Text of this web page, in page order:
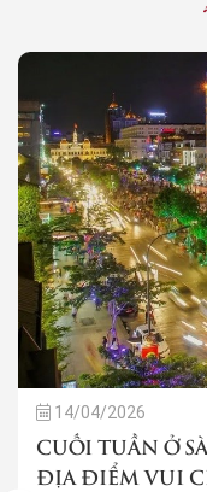
14/04/2026
CUỐI TUẦN Ở
ĐỊA ĐIỂM VUI